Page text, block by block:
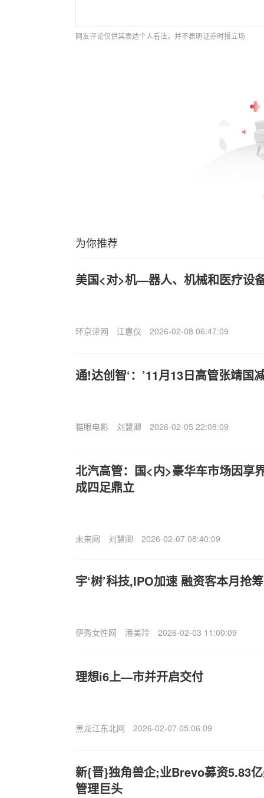
网友评论仅供其表达个人看法，并不表明证券时报立场
为你推荐
美国<对>机—器人、机械和医疗设
环京津网 江惠仪 2026-02-08 06:47:09
通!达创智‘：’11月13日高管张靖国
猫眼电影 刘慧卿 2026-02-05 22:08:09
北汽高管：国<内>豪华车市场因享
成四足鼎立
未来网 刘慧卿 2026-02-07 08:40:09
宇‘树’科技,IPO加速 融资客本月抢
伊秀女性网 潘美玲 2026-02-03 11:00:09
理想i6上—市并开启交付
黑龙江东北网 2026-02-07 05:06:09
新{晋}独角兽企;业Brevo募资5.83
管理巨头